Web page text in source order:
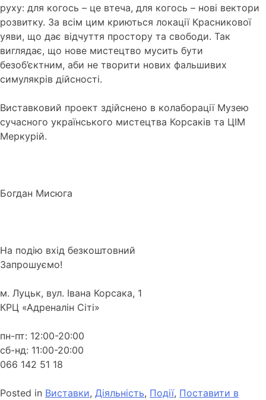
руху: для когось – це втеча, для когось – нові вектори
розвитку. За всім цим криються локації Красникової
уяви, що дає відчуття простору та свободи. Так
виглядає, що нове мистецтво мусить бути
безоб’єктним, аби не творити нових фальшивих
симулякрів дійсності.
Виставковий проект здійснено в колаборації Музею
сучасного українського мистецтва Корсаків та ЦІМ
Меркурій.
Богдан Мисюга
На подію вхід безкоштовний
Запрошуємо!
м. Луцьк, вул. Івана Корсака, 1
КРЦ «Адреналін Сіті»
пн-пт: 12:00-20:00
сб-нд: 11:00-20:00
066 142 51 18
Posted in Виставки, Діяльність, Події, Поставити в